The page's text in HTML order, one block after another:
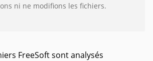
ni ne modifions les fichiers.
FreeSoft sont analysés